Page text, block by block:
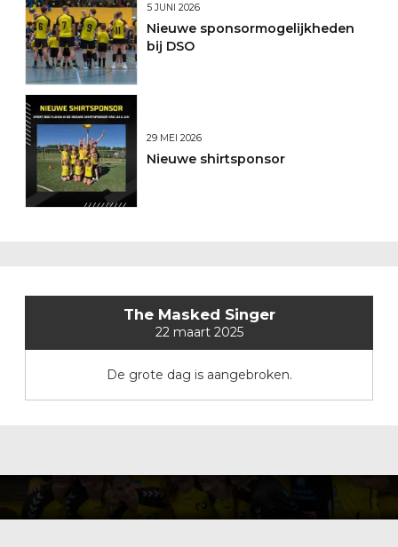
5 JUNI 2026
Nieuwe sponsormogelijkheden
bij DSO
29 MEI 2026
Nieuwe shirtsponsor
The Masked Singer
22 maart 2025
De grote dag is aangebroken.